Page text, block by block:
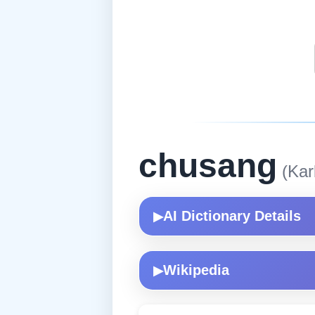
chusang
▶AI Dictionary Details
▶Wikipedia